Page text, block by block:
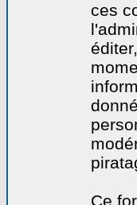
ces
Ce